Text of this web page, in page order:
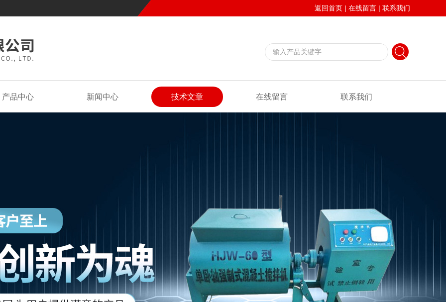
返回首页 | 在线留言 | 联系我们
产品中心 新闻中心 技术文章 在线留言 联系我们